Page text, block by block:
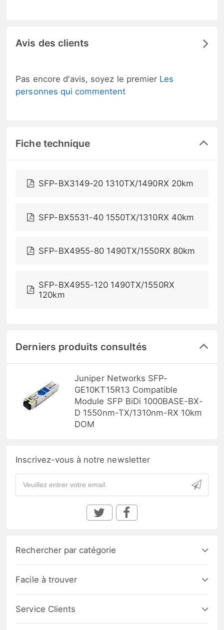
Avis des clients
Pas encore d'avis, soyez le premier Les
personnes qui commentent
Fiche technique
SFP-BX3149-20 1310TX/1490RX 20km
SFP-BX5531-40 1550TX/1310RX 40km
SFP-BX4955-80 1490TX/1550RX 80km
SFP-BX4955-120 1490TX/1550RX
120km
Derniers produits consultés
Juniper Networks SFP-
GE10KT15R13 Compatible
Module SFP BiDi 1000BASE-BX-
D 1550nm-TX/1310nm-RX 10km
DOM
Inscrivez-vous à notre newsletter
Rechercher par catégorie
Facile à trouver
Service Clients